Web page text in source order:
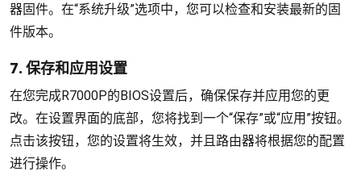
器固件。在“系统升级”选项中，您可以检查和安装最新的固
件版本。
7. 保存和应用设置
在您完成R7000P的BIOS设置后，确保保存并应用您的更
改。在设置界面的底部，您将找到一个“保存”或“应用”按钮。
点击该按钮，您的设置将生效，并且路由器将根据您的配置
进行操作。